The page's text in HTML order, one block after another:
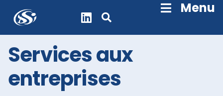
Menu
Services aux
entreprises